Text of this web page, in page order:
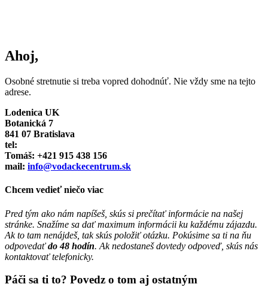
Ahoj,
Osobné stretnutie si treba vopred dohodnúť. Nie vždy sme na tejto
adrese.
Lodenica UK
Botanická 7
841 07 Bratislava
tel:
Tomáš: +421 915 438 156
mail: info@vodackecentrum.sk
Chcem vedieť niečo viac
Pred tým ako nám napíšeš, skús si prečítať informácie na našej
stránke. Snažíme sa dať maximum informácii ku každému zájazdu.
Ak to tam nenájdeš, tak skús položiť otázku. Pokúsime sa ti na ňu
odpovedaťdo 48 hodín. Ak nedostaneš dovtedy odpoveď, skús nás
kontaktovať telefonicky.
Páči sa ti to? Povedz o tom aj ostatným